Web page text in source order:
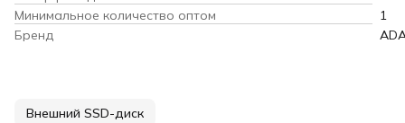
Минимальное количество оптом
1
Бренд
Внешний SSD-диск